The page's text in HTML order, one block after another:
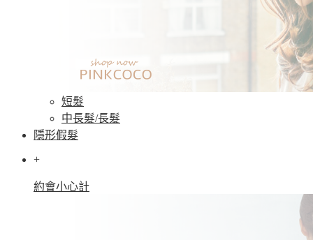
短髮
中長髮/長髮
隱形假髮
+
約會小心計